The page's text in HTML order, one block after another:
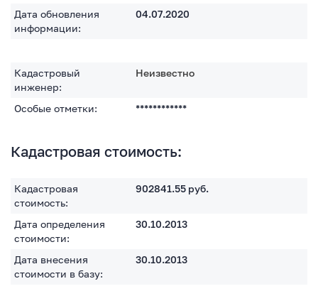
Дата обновления
информации:
04.07.2020
Кадастровый
инженер:
Неизвестно
Особые отметки: ************
Кадастровая стоимость:
Кадастровая
стоимость:
902841.55 руб.
Дата определения
стоимости:
30.10.2013
Дата внесения
стоимости в базу:
30.10.2013